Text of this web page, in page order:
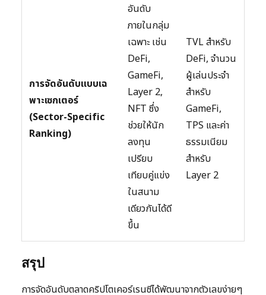
การจัดอันดับแบบเฉ
พาะเซกเตอร์
(Sector-Specific
Ranking)
อันดับ
ภายในกลุ่ม
เฉพาะ เช่น
DeFi,
GameFi,
Layer 2,
NFT ซึ่ง
ช่วยให้นัก
ลงทุน
เปรียบ
เทียบคู่แข่ง
ในสนาม
เดียวกันได้ดี
ขึ้น
TVL สำหรับ
DeFi, จำนวน
ผู้เล่นประจำ
สำหรับ
GameFi,
TPS และค่า
ธรรมเนียม
สำหรับ
Layer 2
สรุป
การจัดอันดับตลาดคริปโตเคอร์เรนซีได้พัฒนาจากตัวเลขง่ายๆ